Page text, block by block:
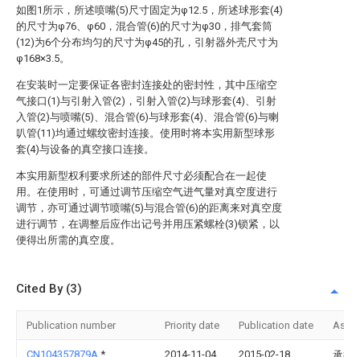
如图1所示，所述喷嘴(5)尺寸固定为φ12.5，所述球形套(4)
的尺寸为φ76、φ60，混合管(6)的尺寸为φ30，排气套筒
(12)为6个分布均匀的尺寸为φ45的孔，引射器外壳尺寸为
φ168×3.5。
在安装时一定要保证各密封连接处的密封性，其中压缩空
气接口(1)与引射入管(2)，引射入管(2)与球形套(4)、引射
入管(2)与喷嘴(5)、混合管(6)与球形套(4)、混合管(6)与喇
叭管(11)均通过螺纹密封连接。使用时将本实用新型球形
套(4)与设备的真空接口连接。
本实用新型权利要求所述的部件尺寸必须配合在一起使
用。在使用时，可通过调节压缩空气进气量对真空度进行
调节，亦可通过调节喷嘴(5)与混合管(6)的距离来对真空度
进行调节，在调整后应作出记号并用压紧螺栓(3)锁紧，以
便得出所需的真空度。
Cited By (3)
Publication number Priority date Publication date
CN104357879A * 2014-11-04 2015-02-18